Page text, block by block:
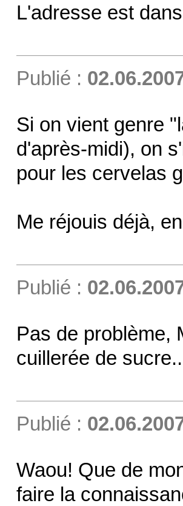
L'adresse est
Publié :
Si on vient genre
d'après-midi), on
pour les cervelas
Me réjouis déjà,
Publié :
Pas de problème,
cuillerée de
Publié :
Waou! Que de
faire la